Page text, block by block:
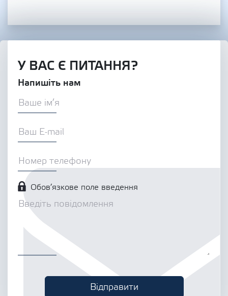
У ВАС Є ПИТАННЯ?
Напишіть нам
Обов’язкове поле введення